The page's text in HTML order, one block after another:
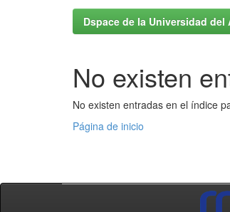
Dspace de la Universidad del
No existen
No existen entradas en el índice
Página de inicio